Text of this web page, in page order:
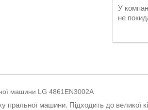
У
не
машини LG 4861EN3002A
пральної машини. Підходить до великої